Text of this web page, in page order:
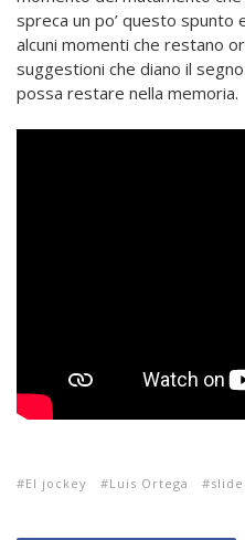
spreca un po’ questo
alcuni momenti che restano
suggestioni che diano il
possa restare nella memoria.
El jockey Luis Ortega slide